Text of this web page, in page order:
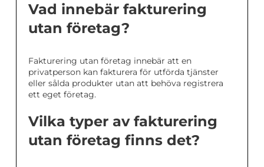
Vad innebär fakturering
utan företag?
Fakturering utan företag innebär att en
privatperson kan fakturera för utförda tjänster
eller sålda produkter utan att behöva registrera
ett eget företag.
Vilka typer av fakturering
utan företag finns det?